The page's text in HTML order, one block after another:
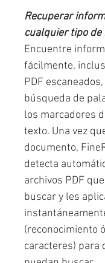
Recuperar
cualquier tipo de
Encuentre
fácilmente,
PDF
búsqueda de
los marcadores
texto. Una vez
documento,
detecta
archivos PDF
buscar y les
(reconocimiento
caracteres) para